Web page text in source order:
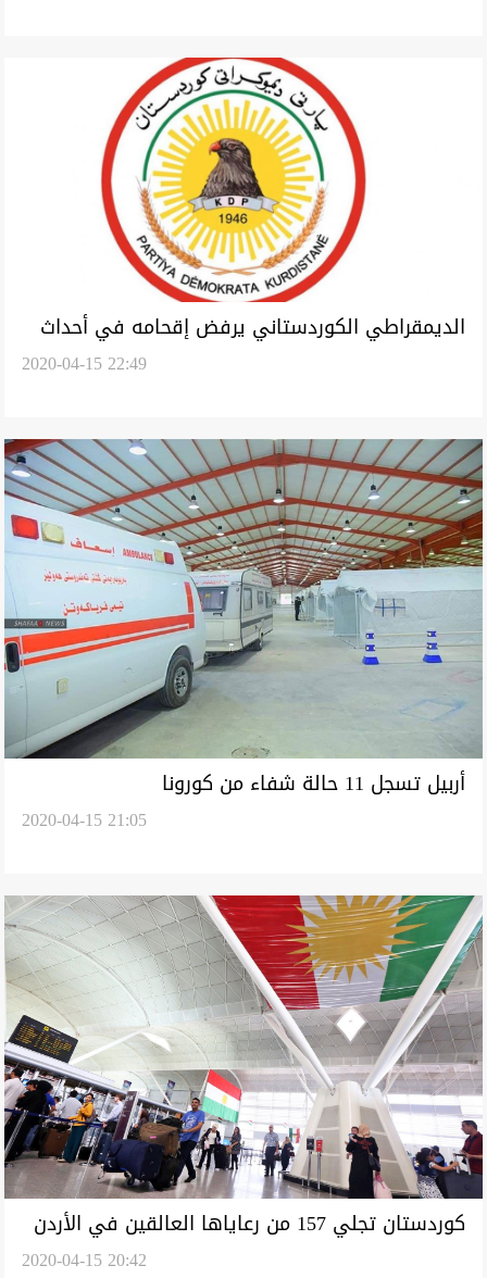
الديمقراطي الكوردستاني يرفض إقحامه في أحداث
2020-04-15 22:49
أربيل تسجل 11 حالة شفاء من كورونا
2020-04-15 21:05
كوردستان تجلي 157 من رعاياها العالقين في الأردن
2020-04-15 20:42